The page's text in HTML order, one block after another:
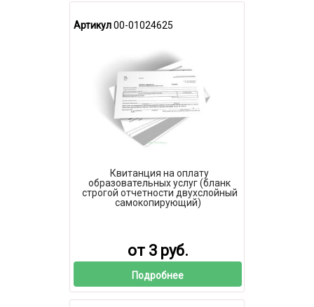
Артикул00-01024625
Квитанция на оплату
образовательных услуг (бланк
строгой отчетности двухслойный
самокопирующий)
от 3 руб.
Подробнее